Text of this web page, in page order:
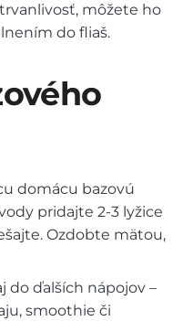
môžete ho
do fliaš.
domácu bazovú
pridajte 2-3 lyžice
Ozdobte mätou,
do ďalších nápojov –
smoothie či